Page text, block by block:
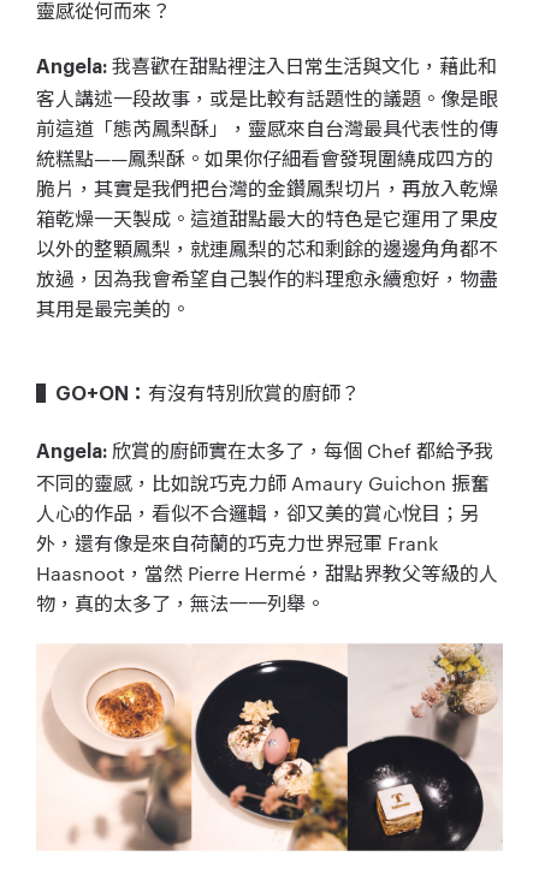
靈感從何而來？
Angela: 我喜歡在甜點裡注入日常生活與文化，藉此和
客人講述一段故事，或是比較有話題性的議題。像是眼
前這道「態芮鳳梨酥」，靈感來自台灣最具代表性的傳
統糕點——鳳梨酥。如果你仔細看會發現圍繞成四方的
脆片，其實是我們把台灣的金鑽鳳梨切片，再放入乾燥
箱乾燥一天製成。這道甜點最大的特色是它運用了果皮
以外的整顆鳳梨，就連鳳梨的芯和剩餘的邊邊角角都不
放過，因為我會希望自己製作的料理愈永續愈好，物盡
其用是最完美的。
▌GO+ON： 有沒有特別欣賞的廚師？
Angela: 欣賞的廚師實在太多了，每個 Chef 都給予我
不同的靈感，比如說巧克力師 Amaury Guichon 振奮
人心的作品，看似不合邏輯，卻又美的賞心悅目；另
外，還有像是來自荷蘭的巧克力世界冠軍 Frank
Haasnoot，當然 Pierre Hermé，甜點界教父等級的人
物，真的太多了，無法一一列舉。